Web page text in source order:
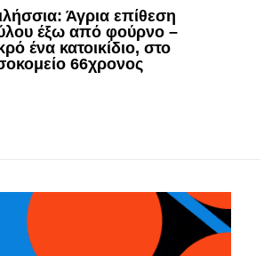
Άγρια επίθεση
έξω από φούρνο –
ένα κατοικίδιο, στο
66χρονος